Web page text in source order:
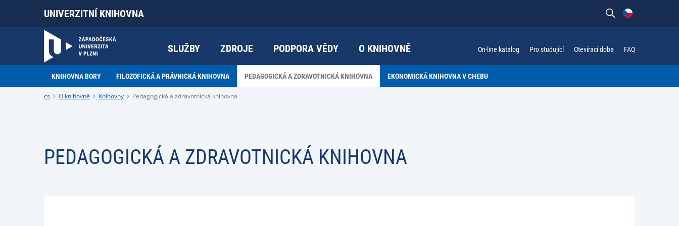
UNIVERZITNÍ KNIHOVNA
SLUŽBY ZDROJE PODPORA VĚDY O KNIHOVNĚ On-line katalog Pro studující Otevírací doba FAQ
KNIHOVNA BORY FILOZOFICKÁ A PRÁVNICKÁ KNIHOVNA PEDAGOGICKÁ A ZDRAVOTNICKÁ KNIHOVNA EKONOMICKÁ KNIHOVNA V CHEBU
cs O knihovně Knihovny Pedagogická a zdravotnická knihovna
PEDAGOGICKÁ A ZDRAVOTNICKÁ KNIHOVNA